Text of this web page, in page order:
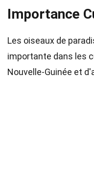
Importance
Les oiseaux de
importante dans les
Nouvelle-Guinée et